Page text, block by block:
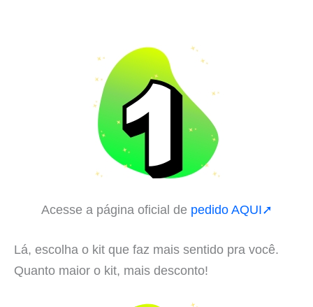
Acesse a página oficial de pedido AQUI➚
Lá, escolha o kit que faz mais sentido pra você.
Quanto maior o kit, mais desconto!